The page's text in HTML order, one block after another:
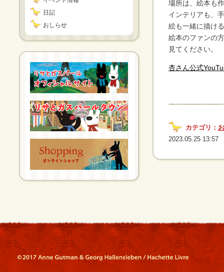
日記
おしらせ
場所は、絵本も
インテリアも、
絵も一緒に描け
絵本のファンの
見てください。
杏さん公式
カテゴリ：
2023.05.25 13:57